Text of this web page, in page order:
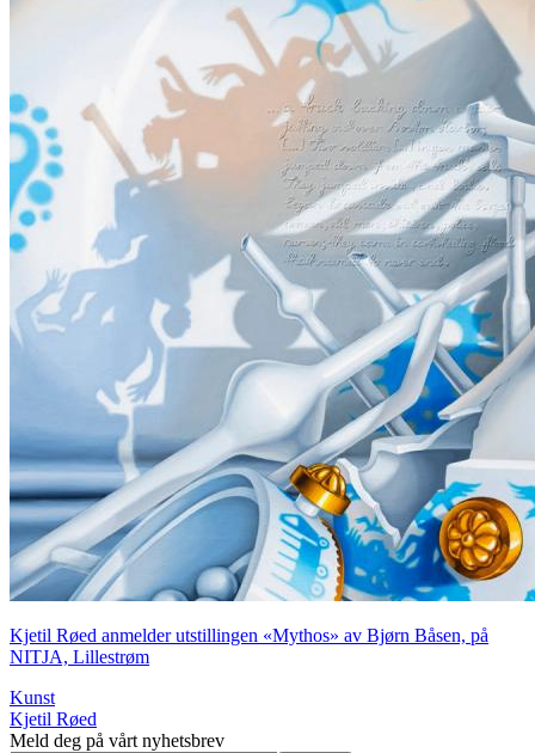
Kjetil Røed anmelder utstillingen «Mythos» av Bjørn Båsen, på
NITJA, Lillestrøm
Kunst
Kjetil Røed
Meld deg på vårt nyhetsbrev